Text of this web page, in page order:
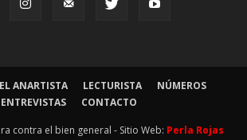
ANARTISTA LECTURISTA
NÚMEROS
ENTREVISTAS
CONTACTO
contra el bien general - Sitio Web: Perla Rojas